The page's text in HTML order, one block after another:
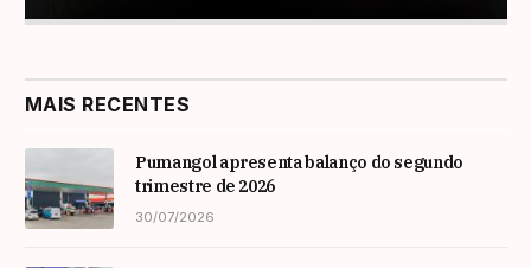
MAIS RECENTES
Pumangol apresenta balanço do segundo
trimestre de 2026
30/07/2026